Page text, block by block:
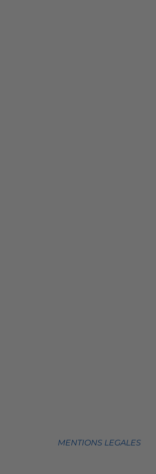
MENTIONS LEGALES